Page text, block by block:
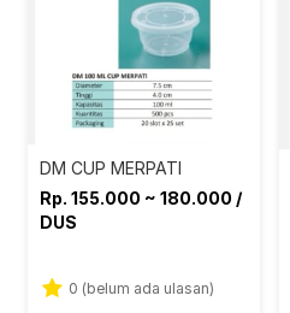
DM CUP MERPATI
Rp. 155.000 ~ 180.000 /
DUS
0 (belum ada ulasan)